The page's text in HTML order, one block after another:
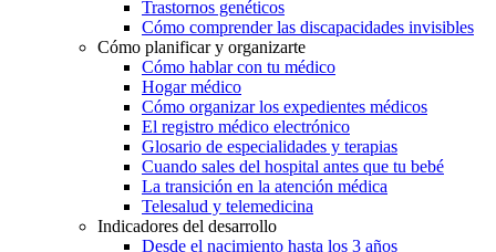
Trastornos genéticos
Cómo comprender las discapacidades invisibles
Cómo planificar y organizarte
Cómo hablar con tu médico
Hogar médico
Cómo organizar los expedientes médicos
El registro médico electrónico
Glosario de especialidades y terapias
Cuando sales del hospital antes que tu bebé
La transición en la atención médica
Telesalud y telemedicina
Indicadores del desarrollo
Desde el nacimiento hasta los 3 años